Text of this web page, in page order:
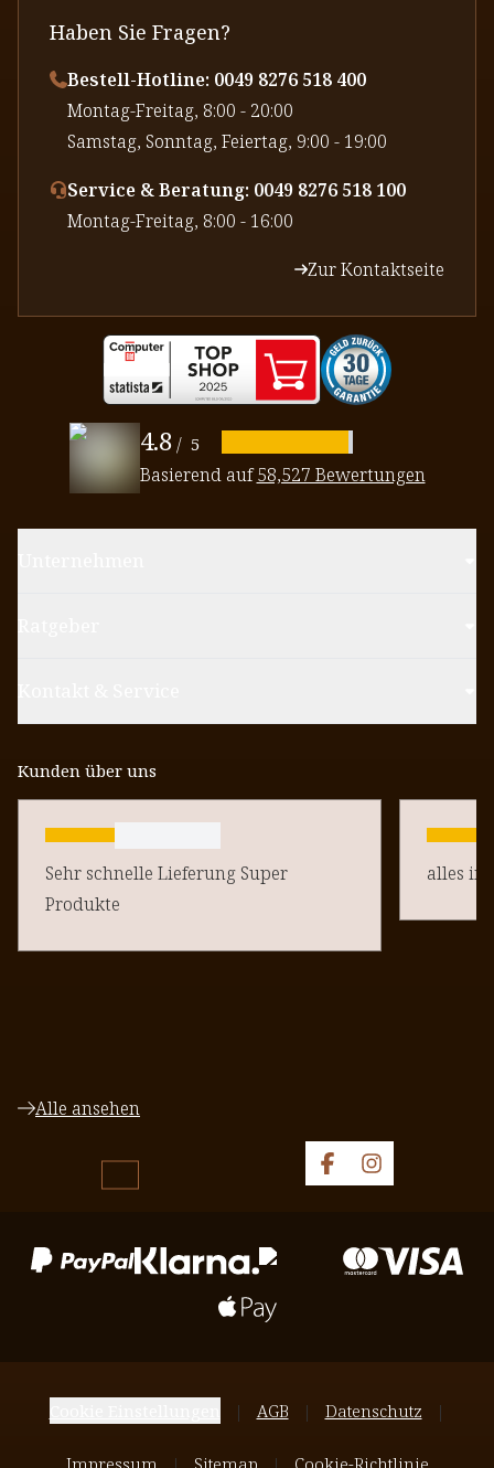
Haben Sie Fragen?
Bestell-Hotline: 0049 8276 518 400
⁠Montag-Freitag, 8:00 - 20:00
⁠Samstag, Sonntag, Feiertag, 9:00 - 19:00
Service & Beratung: 0049 8276 518 100
⁠Montag-Freitag, 8:00 - 16:00
Zur Kontaktseite
4.8 / 5
Basierend auf58,527 Bewertungen
Kunden über uns
Sehr schnelle Lieferung Super
Produkte
alles in
Alle ansehen
AGB Datenschutz